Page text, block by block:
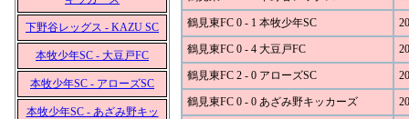
下野谷レッグス - KAZU SC
本牧少年SC - 大豆戸FC
本牧少年SC - アローズSC
本牧少年SC - あざみ野キッ
鶴見東FC 0 - 1 本牧少年SC
鶴見東FC 0 - 4 大豆戸FC
鶴見東FC 2 - 0 アローズSC
鶴見東FC 0 - 0 あざみ野キッカーズ